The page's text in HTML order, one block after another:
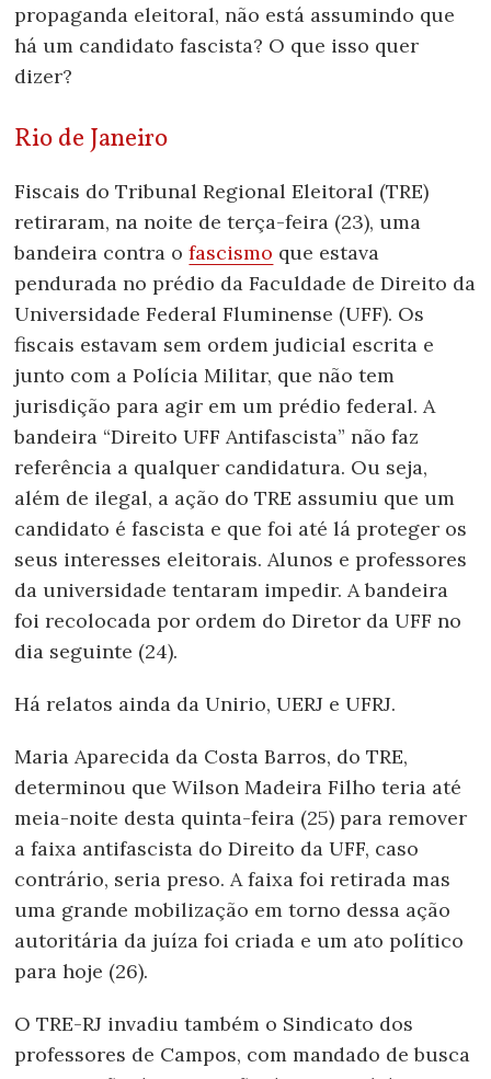
propaganda eleitoral, não está assumindo que
há um candidato fascista? O que isso quer
dizer?
Rio de Janeiro
Fiscais do Tribunal Regional Eleitoral (TRE)
retiraram, na noite de terça-feira (23), uma
bandeira contra ofascismo que estava
pendurada no prédio da Faculdade de Direito da
Universidade Federal Fluminense (UFF). Os
fiscais estavam sem ordem judicial escrita e
junto com a Polícia Militar, que não tem
jurisdição para agir em um prédio federal. A
bandeira “Direito UFF Antifascista” não faz
referência a qualquer candidatura. Ou seja,
além de ilegal, a ação do TRE assumiu que um
candidato é fascista e que foi até lá proteger os
seus interesses eleitorais.Alunos e professores
da universidade tentaram impedir. A bandeira
foi recolocada por ordem do Diretor da UFF no
dia seguinte (24).
Há relatos ainda da Unirio, UERJ e UFRJ.
Maria Aparecida da Costa Barros, do TRE,
determinou que Wilson Madeira Filho teria até
meia-noite desta quinta-feira (25) para remover
a faixa antifascista do Direito da UFF, caso
contrário, seria preso. A faixa foi retirada mas
uma grande mobilização em torno dessa ação
autoritária da juíza foi criada e um ato político
para hoje (26).
O TRE-RJ invadiu também o Sindicato dos
professores de Campos, com mandado de busca